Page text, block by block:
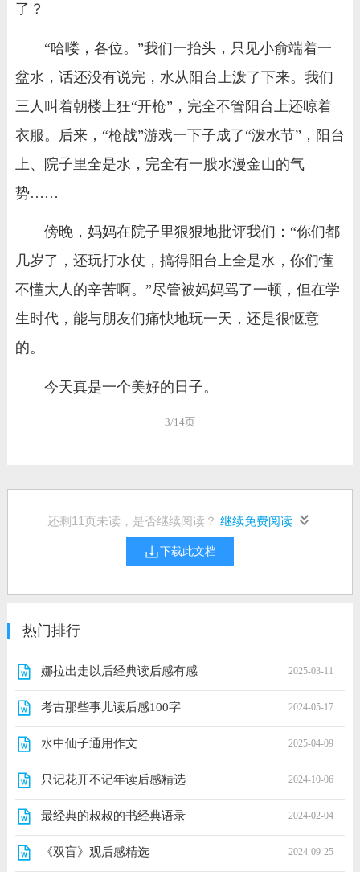
了？
“哈喽，各位。”我们一抬头，只见小俞端着一
盆水，话还没有说完，水从阳台上泼了下来。我们
三人叫着朝楼上狂“开枪”，完全不管阳台上还晾着
衣服。后来，“枪战”游戏一下子成了“泼水节”，阳台
上、院子里全是水，完全有一股水漫金山的气
势……
傍晚，妈妈在院子里狠狠地批评我们：“你们都
几岁了，还玩打水仗，搞得阳台上全是水，你们懂
不懂大人的辛苦啊。”尽管被妈妈骂了一顿，但在学
生时代，能与朋友们痛快地玩一天，还是很惬意
的。
今天真是一个美好的日子。
3/14页
还剩 11 页未读，是否继续阅读？ 继续免费阅读
下载此文档
热门排行
娜拉出走以后经典读后感有感 2025-03-11
考古那些事儿读后感100字 2024-05-17
水中仙子通用作文 2025-04-09
只记花开不记年读后感精选 2024-10-06
最经典的叔叔的书经典语录 2024-02-04
《双盲》观后感精选 2024-09-25